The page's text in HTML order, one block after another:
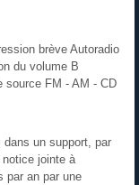
brève Autoradio
du volume B
source FM - AM - CD
un support, par
jointe à
par an par une